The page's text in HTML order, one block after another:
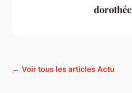
dorothée
← Voir tous les articles Actu